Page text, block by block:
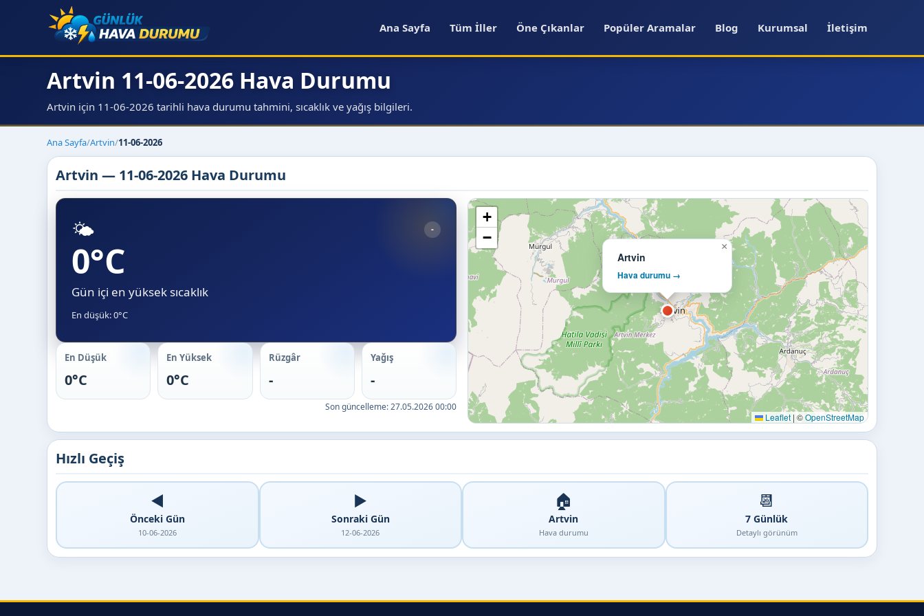
Ana Sayfa Tüm İller Öne Çıkanlar Popüler Aramalar Blog Kurumsal İletişim
Artvin 11-06-2026 Hava Durumu
Artvin için 11-06-2026 tarihli hava durumu tahmini, sıcaklık ve yağış bilgileri.
Ana Sayfa/Artvin/11-06-2026
Artvin — 11-06-2026 Hava Durumu
🌤️ -
0°C
Gün içi en yüksek sıcaklık
En düşük: 0°C
En Düşük
0°C
En Yüksek
0°C
Rüzgâr
-
Yağış
-
Son güncelleme:27.05.2026 00:00
Artvin
Hava durumu →
×
+
−
Leaflet | ©OpenStreetMap
Hızlı Geçiş
◀️
Önceki Gün
10-06-2026
▶️
Sonraki Gün
12-06-2026
🏠
Artvin
Hava durumu
📆
7 Günlük
Detaylı görünüm